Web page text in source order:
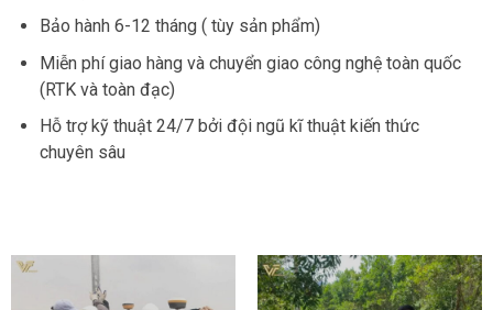
Bảo hành 6-12 tháng ( tùy sản phẩm)
Miễn phí giao hàng và chuyển giao công nghệ toàn quốc
(RTK và toàn đạc)
Hỗ trợ kỹ thuật 24/7 bởi đội ngũ kĩ thuật kiến thức
chuyên sâu